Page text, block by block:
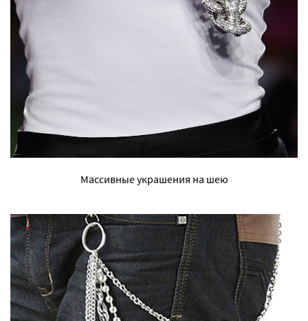
Массивные украшения на шею